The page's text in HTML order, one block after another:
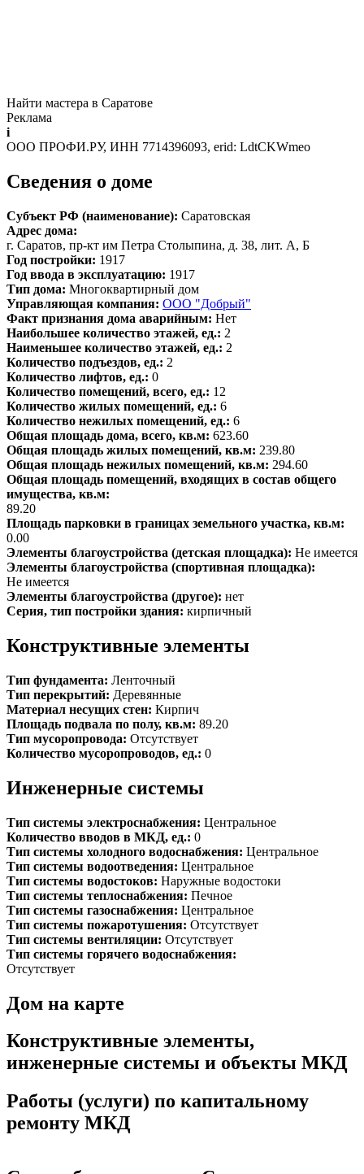
Найти мастера в Саратове
Реклама
i
ООО ПРОФИ.РУ, ИНН 7714396093, erid: LdtCKWmeo
Сведения о доме
Субъект РФ (наименование): Саратовская
Адрес дома:
г. Саратов, пр-кт им Петра Столыпина, д. 38, лит. А, Б
Год постройки: 1917
Год ввода в эксплуатацию: 1917
Тип дома: Многоквартирный дом
Управляющая компания: ООО "Добрый"
Факт признания дома аварийным: Нет
Наибольшее количество этажей, ед.: 2
Наименьшее количество этажей, ед.: 2
Количество подъездов, ед.: 2
Количество лифтов, ед.: 0
Количество помещений, всего, ед.: 12
Количество жилых помещений, ед.: 6
Количество нежилых помещений, ед.: 6
Общая площадь дома, всего, кв.м: 623.60
Общая площадь жилых помещений, кв.м: 239.80
Общая площадь нежилых помещений, кв.м: 294.60
Общая площадь помещений, входящих в состав общего
имущества, кв.м:
89.20
Площадь парковки в границах земельного участка, кв.м:
0.00
Элементы благоустройства (детская площадка): Не имеется
Элементы благоустройства (спортивная площадка):
Не имеется
Элементы благоустройства (другое): нет
Серия, тип постройки здания: кирпичный
Конструктивные элементы
Тип фундамента: Ленточный
Тип перекрытий: Деревянные
Материал несущих стен: Кирпич
Площадь подвала по полу, кв.м: 89.20
Тип мусоропровода: Отсутствует
Количество мусоропроводов, ед.: 0
Инженерные системы
Тип системы электроснабжения: Центральное
Количество вводов в МКД, ед.: 0
Тип системы холодного водоснабжения: Центральное
Тип системы водоотведения: Центральное
Тип системы водостоков: Наружные водостоки
Тип системы теплоснабжения: Печное
Тип системы газоснабжения: Центральное
Тип системы пожаротушения: Отсутствует
Тип системы вентиляции: Отсутствует
Тип системы горячего водоснабжения:
Отсутствует
Дом на карте
Конструктивные элементы,
инженерные системы и объекты МКД
Работы (услуги) по капитальному
ремонту МКД